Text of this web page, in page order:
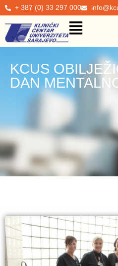
+ 387 (0) 33 297 000
KCUS
DAN